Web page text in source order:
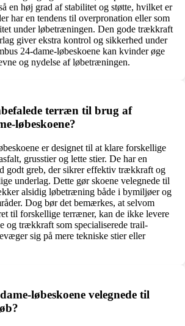
en høj grad af stabilitet og støtte, hvilket er
har en tendens til overpronation eller som
under løbetræningen. Den gode trækkraft
giver ekstra kontrol og sikkerhed under
24-dame-løbeskoene kan kvinder øge
og nydelse af løbetræningen.
terræn til brug af
løbeskoene?
er designet til at klare forskellige
grusstier og lette stier. De har en
godt greb, der sikrer effektiv trækkraft og
underlag. Dette gør skoene velegnede til
alsidig løbetræning både i bymiljøer og
Dog bør det bemærkes, at selvom
til forskellige terræner, kan de ikke levere
og trækkraft som specialiserede trail-
sig på mere tekniske stier eller
løbeskoene velegnede til